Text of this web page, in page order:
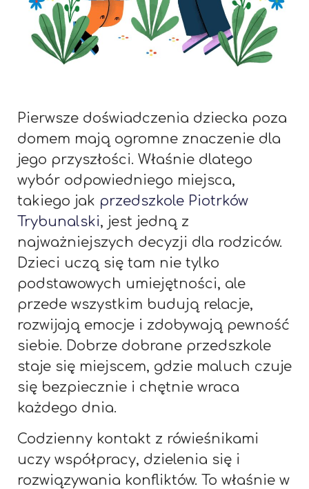
Pierwsze doświadczenia dziecka poza
domem mają ogromne znaczenie dla
jego przyszłości. Właśnie dlatego
wybór odpowiedniego miejsca,
takiego jak przedszkole Piotrków
Trybunalski, jest jedną z
najważniejszych decyzji dla rodziców.
Dzieci uczą się tam nie tylko
podstawowych umiejętności, ale
przede wszystkim budują relacje,
rozwijają emocje i zdobywają pewność
siebie. Dobrze dobrane przedszkole
staje się miejscem, gdzie maluch czuje
się bezpiecznie i chętnie wraca
każdego dnia.
Codzienny kontakt z rówieśnikami
uczy współpracy, dzielenia się i
rozwiązywania konfliktów. To właśnie w